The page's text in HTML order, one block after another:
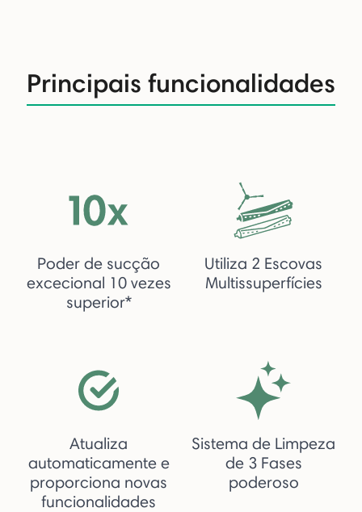
Principais funcionalidades
Poder de sucção
excecional 10 vezes
superior*
Utiliza 2 Escovas
Multissuperfícies
Atualiza
automaticamente e
proporciona novas
funcionalidades
Sistema de Limpeza
de 3 Fases
poderoso